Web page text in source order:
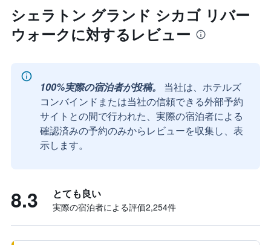
シェラトン グランド シカゴ リバー
ウォークに対するレビュー
100%実際の宿泊者が投稿。
当社は、ホテルズ
コンバインドまたは当社の信頼できる外部予約
サイトとの間で行われた、実際の宿泊者による
確認済みの予約のみからレビューを収集し、表
示します。
8.3 とても良い
実際の宿泊者による評価2,254​件